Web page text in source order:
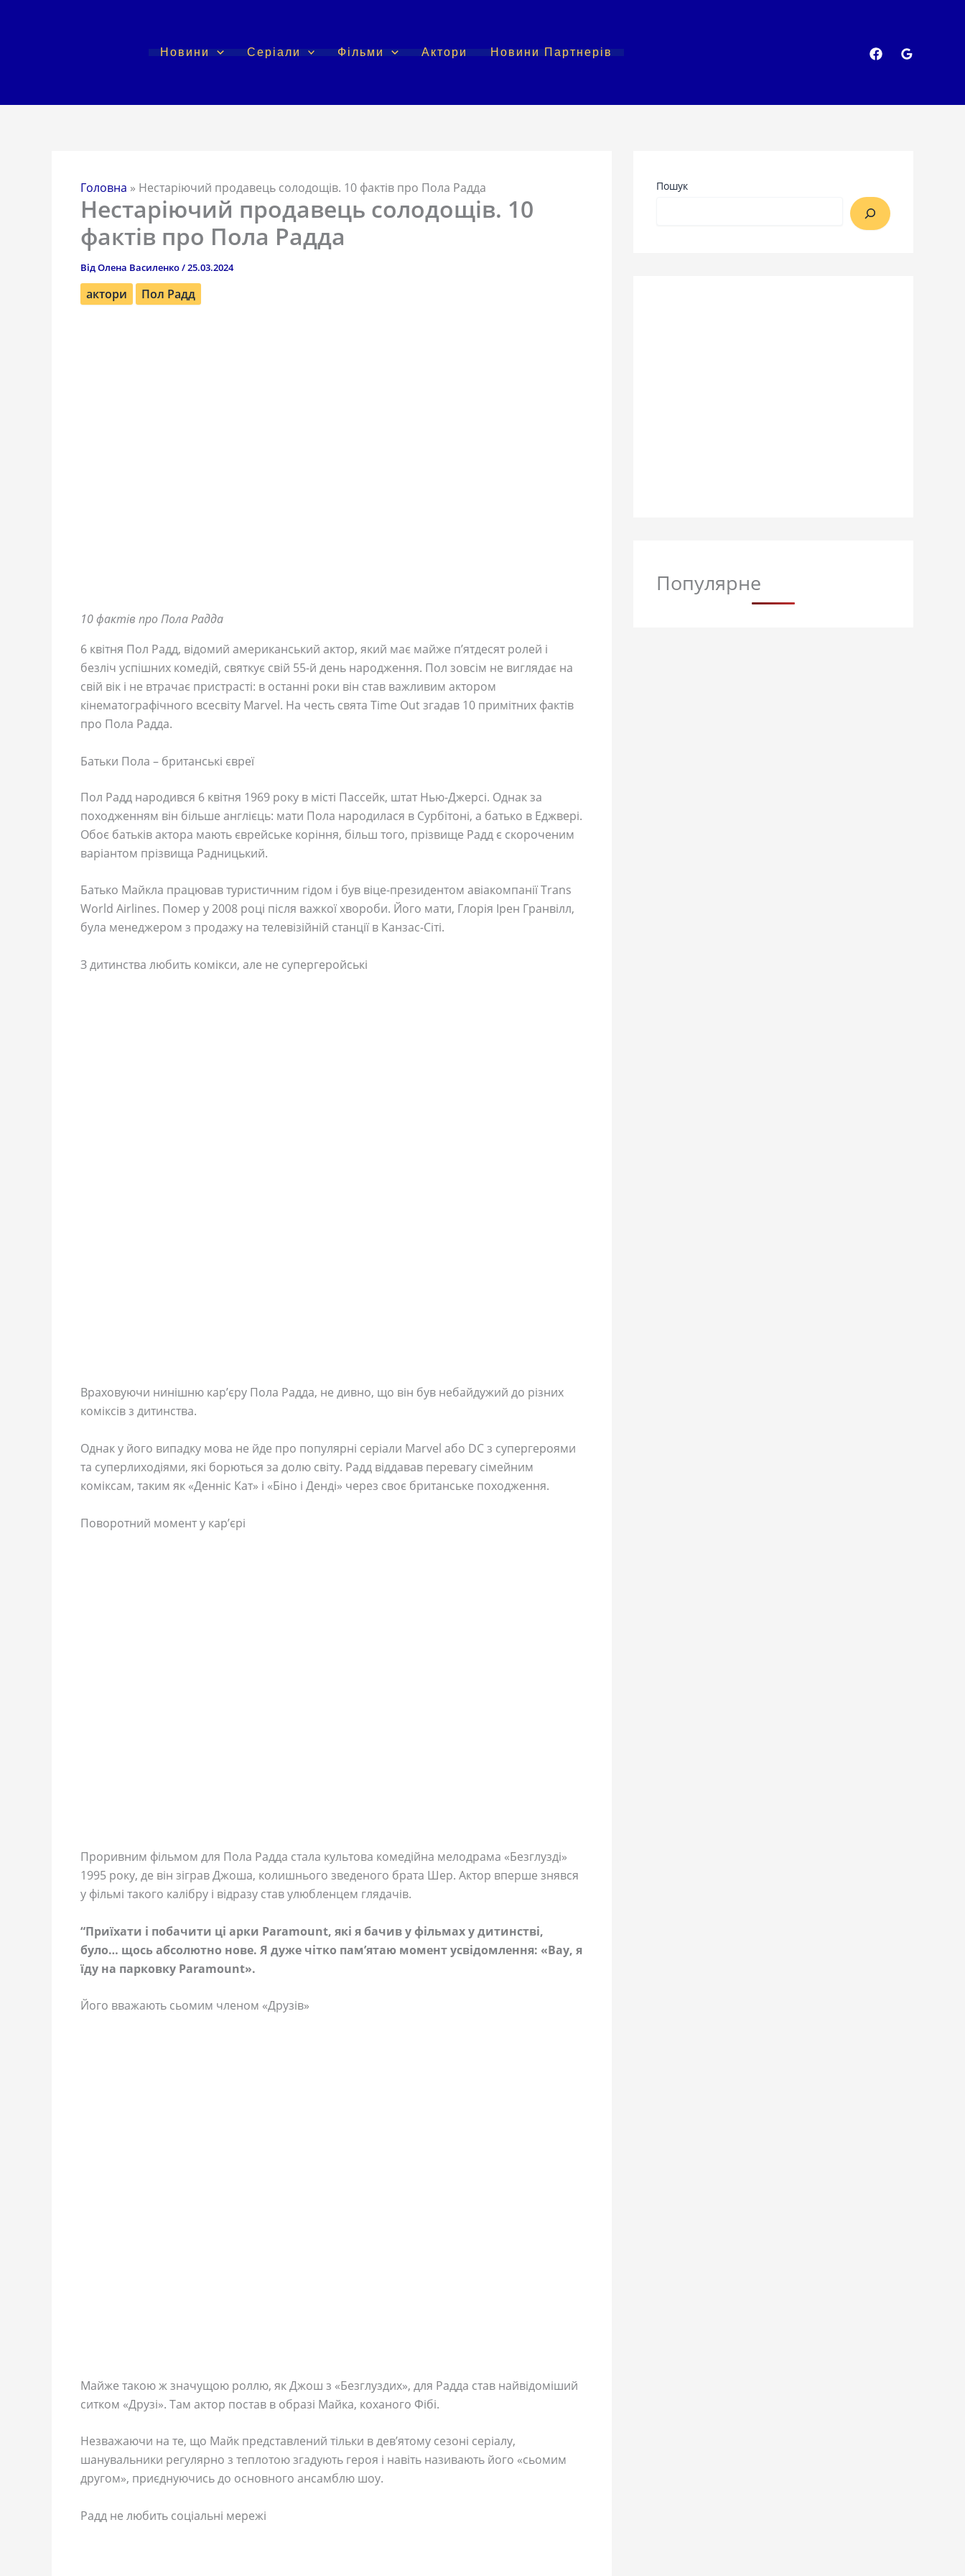
Новини Серіали Фільми Актори Новини Партнерів
Головна » Нестаріючий продавець солодощів. 10 фактів про Пола Радда
Нестаріючий продавець солодощів. 10
фактів про Пола Радда
ВідОлена Василенко/25.03.2024
актори Пол Радд
10 фактів про Пола Радда
6 квітня Пол Радд, відомий американський актор, який має майже п’ятдесят ролей і
безліч успішних комедій, святкує свій 55-й день народження. Пол зовсім не виглядає на
свій вік і не втрачає пристрасті: в останні роки він став важливим актором
кінематографічного всесвіту Marvel. На честь свята Time Out згадав 10 примітних фактів
про Пола Радда.
Батьки Пола – британські євреї
Пол Радд народився 6 квітня 1969 року в місті Пассейк, штат Нью-Джерсі. Однак за
походженням він більше англієць: мати Пола народилася в Сурбітоні, а батько в Еджвері.
Обоє батьків актора мають єврейське коріння, більш того, прізвище Радд є скороченим
варіантом прізвища Радницький.
Батько Майкла працював туристичним гідом і був віце-президентом авіакомпанії Trans
World Airlines. Помер у 2008 році після важкої хвороби. Його мати, Глорія Ірен Гранвілл,
була менеджером з продажу на телевізійній станції в Канзас-Сіті.
З дитинства любить комікси, але не супергеройські
Враховуючи нинішню кар’єру Пола Радда, не дивно, що він був небайдужий до різних
коміксів з дитинства.
Однак у його випадку мова не йде про популярні серіали Marvel або DC з супергероями
та суперлиходіями, які борються за долю світу. Радд віддавав перевагу сімейним
коміксам, таким як «Денніс Кат» і «Біно і Денді» через своє британське походження.
Поворотний момент у кар’єрі
Проривним фільмом для Пола Радда стала культова комедійна мелодрама «Безглузді»
1995 року, де він зіграв Джоша, колишнього зведеного брата Шер. Актор вперше знявся
у фільмі такого калібру і відразу став улюбленцем глядачів.
“Приїхати і побачити ці арки Paramount, які я бачив у фільмах у дитинстві,
було… щось абсолютно нове. Я дуже чітко пам’ятаю момент усвідомлення: «Вау, я
їду на парковку Paramount».
Його вважають сьомим членом «Друзів»
Майже такою ж значущою роллю, як Джош з «Безглуздих», для Радда став найвідоміший
ситком «Друзі». Там актор постав в образі Майка, коханого Фібі.
Незважаючи на те, що Майк представлений тільки в дев’ятому сезоні серіалу,
шанувальники регулярно з теплотою згадують героя і навіть називають його «сьомим
другом», приєднуючись до основного ансамблю шоу.
Радд не любить соціальні мережі
Пошук
Популярне